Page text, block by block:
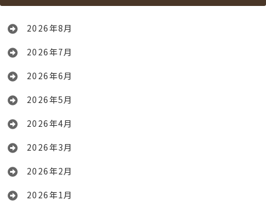
2026年8月
2026年7月
2026年6月
2026年5月
2026年4月
2026年3月
2026年2月
2026年1月